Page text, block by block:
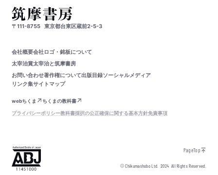
〒111-8755 東京都台東区蔵前2-5-3
会社概要会社ロゴ・銘板について
太宰治賞太宰治と筑摩書房
お問い合わせ著作権について出版目録ソーシャルメディア
リンク集サイトマップ
webちくま
ちくまの教科書
プライバシーポリシー教科書採択の公正確保に関する基本方針免責事項
PageTop
© Chikumashobo Ltd.2024 All Rights Reserved.